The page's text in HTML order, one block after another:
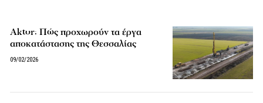
Aktor: Πώς προχωρούν τα έργα
αποκατάστασης της Θεσσαλίας
09/02/2026